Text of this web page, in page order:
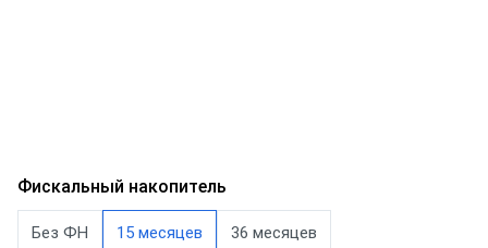
Фискальный накопитель
Без ФН 15 месяцев 36 месяцев